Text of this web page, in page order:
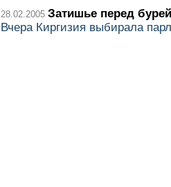
28.02.2005 Затишье перед бурей
Вчера Киргизия выбирала